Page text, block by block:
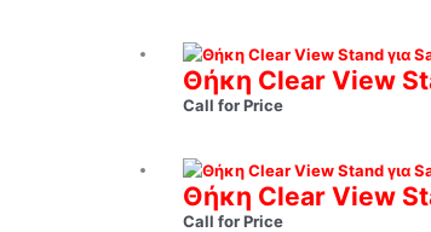
Θήκη Clear View
Call for Price
Θήκη Clear View
Call for Price